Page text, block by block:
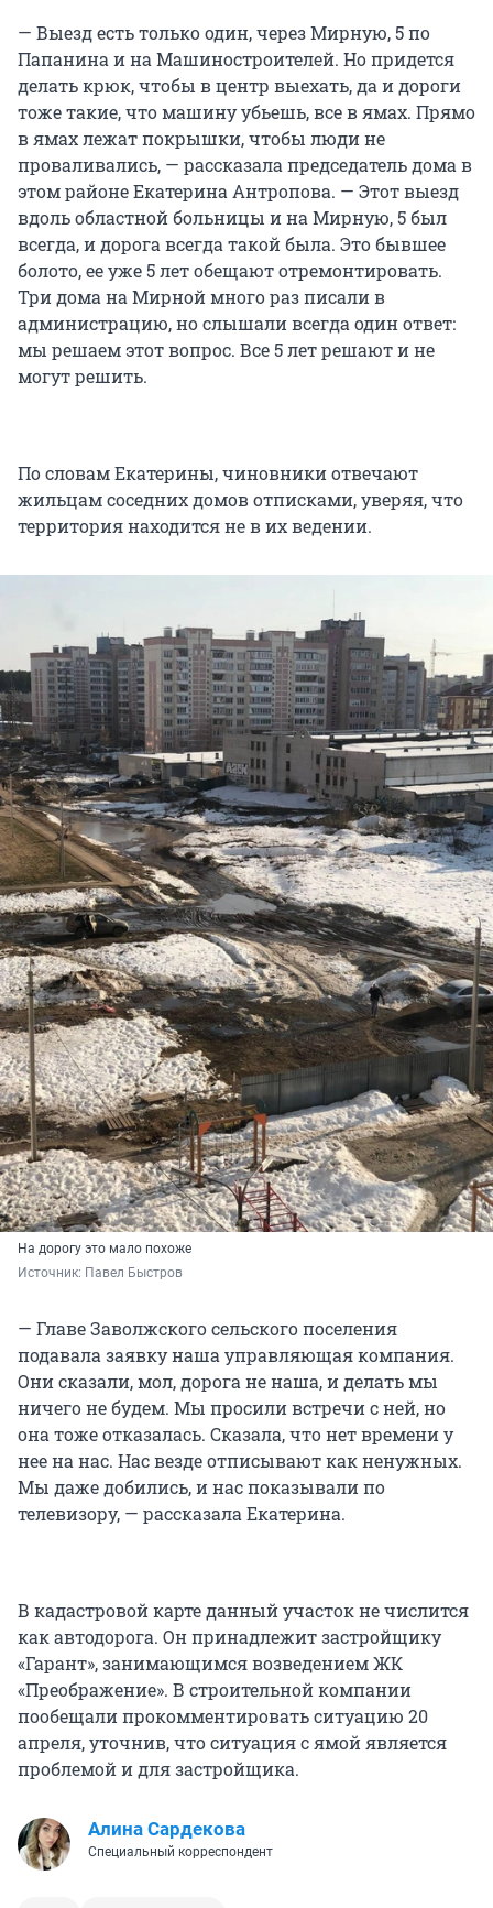
— Выезд есть только один, через Мирную, 5 по
Папанина и на Машиностроителей. Но придется
делать крюк, чтобы в центр выехать, да и дороги
тоже такие, что машину убьешь, все в ямах. Прямо
в ямах лежат покрышки, чтобы люди не
проваливались, — рассказала председатель дома в
этом районе Екатерина Антропова. — Этот выезд
вдоль областной больницы и на Мирную, 5 был
всегда, и дорога всегда такой была. Это бывшее
болото, ее уже 5 лет обещают отремонтировать.
Три дома на Мирной много раз писали в
администрацию, но слышали всегда один ответ:
мы решаем этот вопрос. Все 5 лет решают и не
могут решить.
По словам Екатерины, чиновники отвечают
жильцам соседних домов отписками, уверяя, что
территория находится не в их ведении.
На дорогу это мало похоже
Источник: Павел Быстров
— Главе Заволжского сельского поселения
подавала заявку наша управляющая компания.
Они сказали, мол, дорога не наша, и делать мы
ничего не будем. Мы просили встречи с ней, но
она тоже отказалась. Сказала, что нет времени у
нее на нас. Нас везде отписывают как ненужных.
Мы даже добились, и нас показывали по
телевизору, — рассказала Екатерина.
В кадастровой карте данный участок не числится
как автодорога. Он принадлежит застройщику
«Гарант», занимающимся возведением ЖК
«Преображение». В строительной компании
пообещали прокомментировать ситуацию 20
апреля, уточнив, что ситуация с ямой является
проблемой и для застройщика.
Алина Сардекова
Специальный корреспондент